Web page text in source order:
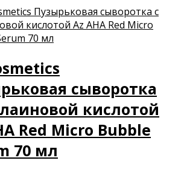
сыворотка
кислотой
Red Micro Bubble
70 мл